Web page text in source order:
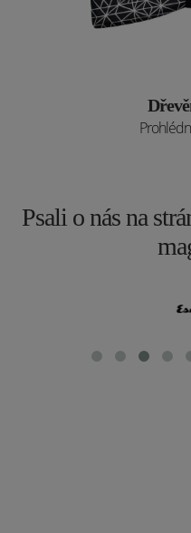
Psali o nás na